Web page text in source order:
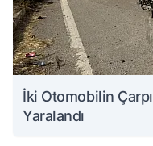
İki Otomobilin
Yaralandı